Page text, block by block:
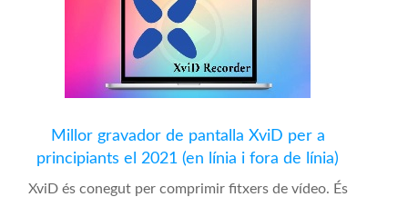
Millor gravador de pantalla XviD per a
principiants el 2021 (en línia i fora de línia)
XviD és conegut per comprimir fitxers de vídeo. És